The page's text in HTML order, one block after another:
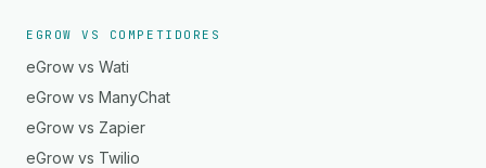
EGROW VS COMPETIDORES
eGrow vs Wati
eGrow vs ManyChat
eGrow vs Zapier
eGrow vs Twilio